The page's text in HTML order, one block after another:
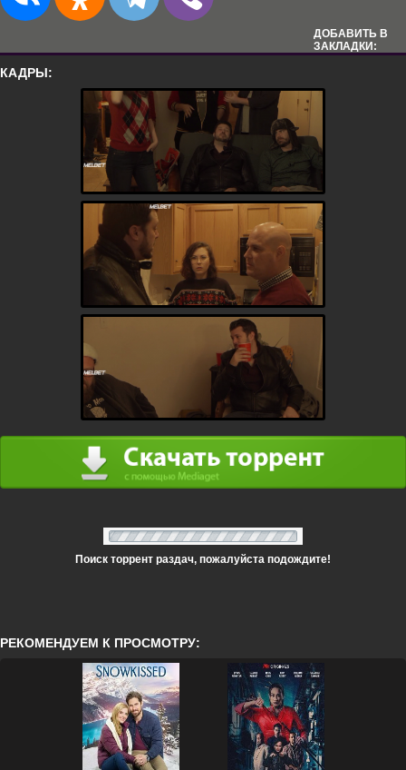
ДОБАВИТЬ В
ЗАКЛАДКИ:
КАДРЫ:
Поиск торрент раздач, пожалуйста подождите!
РЕКОМЕНДУЕМ К ПРОСМОТРУ: